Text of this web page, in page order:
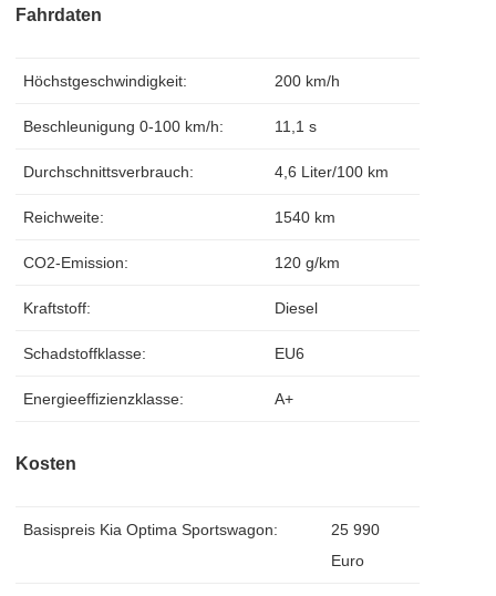
Fahrdaten
Höchstgeschwindigkeit: 200 km/h
Beschleunigung 0-100 km/h: 11,1 s
Durchschnittsverbrauch: 4,6 Liter/100 km
Reichweite: 1540 km
CO2-Emission: 120 g/km
Kraftstoff: Diesel
Schadstoffklasse: EU6
Energieeffizienzklasse: A+
Kosten
Basispreis Kia Optima Sportswagon:
25 990
Euro